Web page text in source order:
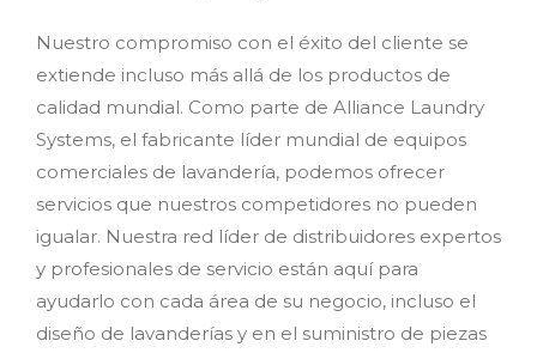
Nuestro compromiso con el éxito del cliente se
extiende incluso más allá de los productos de
calidad mundial. Como parte de Alliance Laundry
Systems, el fabricante líder mundial de equipos
comerciales de lavandería, podemos ofrecer
servicios que nuestros competidores no pueden
igualar. Nuestra red líder de distribuidores expertos
y profesionales de servicio están aquí para
ayudarlo con cada área de su negocio, incluso el
diseño de lavanderías y en el suministro de piezas